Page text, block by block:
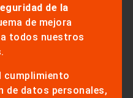
de la
de mejora
todos nuestros
de datos personales,